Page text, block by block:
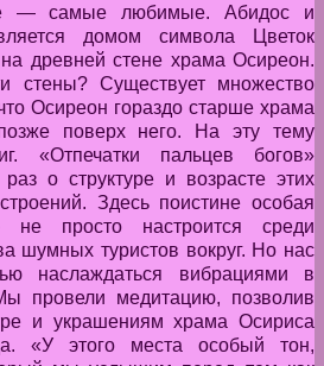
— самые любимые. Абидос и
домом символа Цветок
древней стене храма Осиреон.
стены? Существует множество
Осиреон гораздо старше храма
поверх него. На эту тему
«Отпечатки пальцев богов»
о структуре и возрасте этих
Здесь поистине особая
не просто настроится среди
шумных туристов вокруг. Но нас
наслаждаться вибрациями в
провели медитацию, позволив
и украшениям храма Осириса
«У этого места особый тон,